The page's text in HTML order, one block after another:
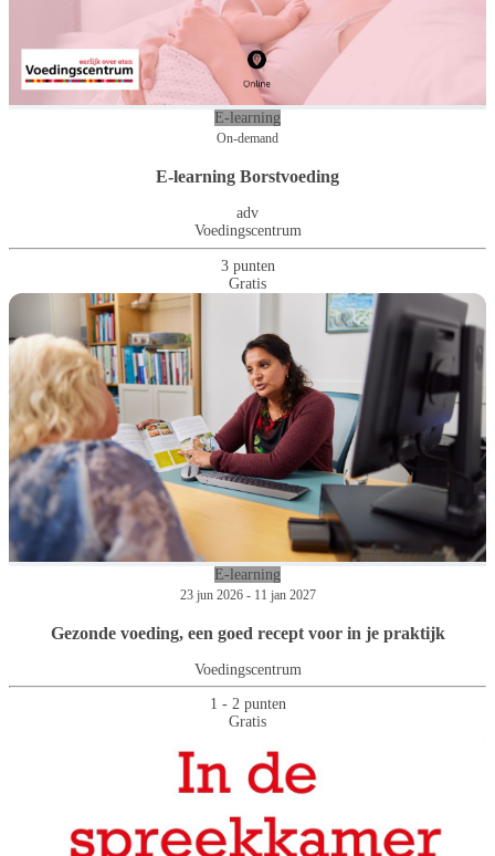
E-learning
On-demand
E-learning Borstvoeding
adv
Voedingscentrum
3 punten
Gratis
E-learning
23 jun 2026 - 11 jan 2027
Gezonde voeding, een goed recept voor in je praktijk
Voedingscentrum
1 - 2 punten
Gratis